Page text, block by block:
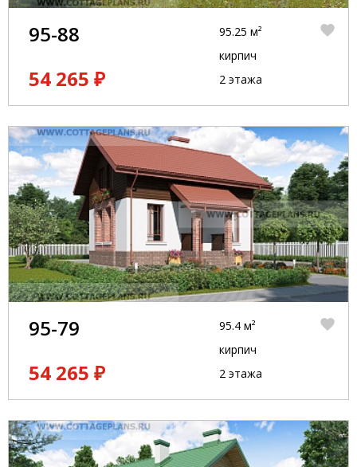
95-88
54 265 ₽
95.25 м²
кирпич
2 этажа
95-79
54 265 ₽
95.4 м²
кирпич
2 этажа